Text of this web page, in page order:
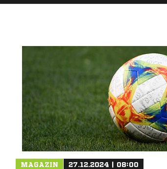
MAGAZIN 27.12.2024 | 08:00